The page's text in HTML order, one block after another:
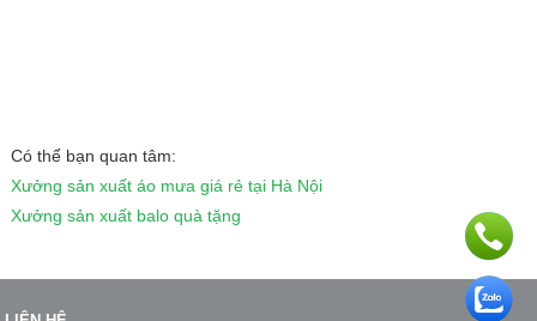
Có thể bạn quan tâm:
Xưởng sản xuất áo mưa giá rẻ tại Hà Nội
Xưởng sản xuất balo quà tặng